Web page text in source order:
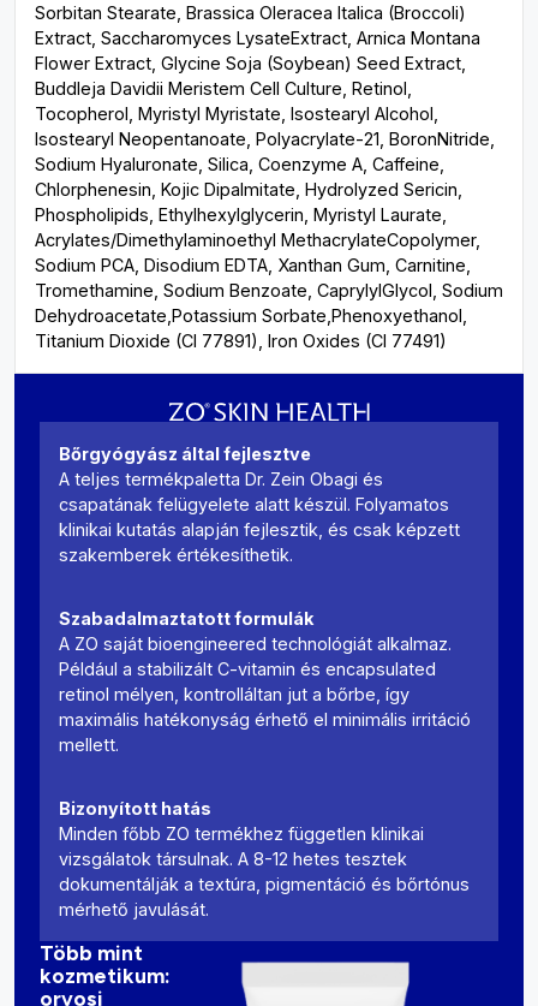
Sorbitan Stearate, Brassica Oleracea Italica (Broccoli)
Extract, Saccharomyces LysateExtract, Arnica Montana
Flower Extract, Glycine Soja (Soybean) Seed Extract,
Buddleja Davidii Meristem Cell Culture, Retinol,
Tocopherol, Myristyl Myristate, Isostearyl Alcohol,
Isostearyl Neopentanoate, Polyacrylate-21, BoronNitride,
Sodium Hyaluronate, Silica, Coenzyme A, Caffeine,
Chlorphenesin, Kojic Dipalmitate, Hydrolyzed Sericin,
Phospholipids, Ethylhexylglycerin, Myristyl Laurate,
Acrylates/Dimethylaminoethyl MethacrylateCopolymer,
Sodium PCA, Disodium EDTA, Xanthan Gum, Carnitine,
Tromethamine, Sodium Benzoate, CaprylylGlycol, Sodium
Dehydroacetate,Potassium Sorbate,Phenoxyethanol,
Titanium Dioxide (CI 77891), Iron Oxides (CI 77491)
Bőrgyógyász által fejlesztve
A teljes termékpaletta Dr. Zein Obagi és
csapatának felügyelete alatt készül. Folyamatos
klinikai kutatás alapján fejlesztik, és csak képzett
szakemberek értékesíthetik.
Szabadalmaztatott formulák
A ZO saját bioengineered technológiát alkalmaz.
Például a stabilizált C-vitamin és encapsulated
retinol mélyen, kontrolláltan jut a bőrbe, így
maximális hatékonyság érhető el minimális irritáció
mellett.
Bizonyított hatás
Minden főbb ZO termékhez független klinikai
vizsgálatok társulnak. A 8-12 hetes tesztek
dokumentálják a textúra, pigmentáció és bőrtónus
mérhető javulását.
Több mint
kozmetikum:
orvosi